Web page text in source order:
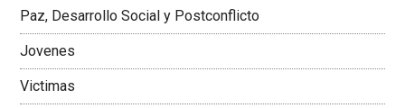
Paz, Desarrollo Social y Postconflicto
Jovenes
Victimas